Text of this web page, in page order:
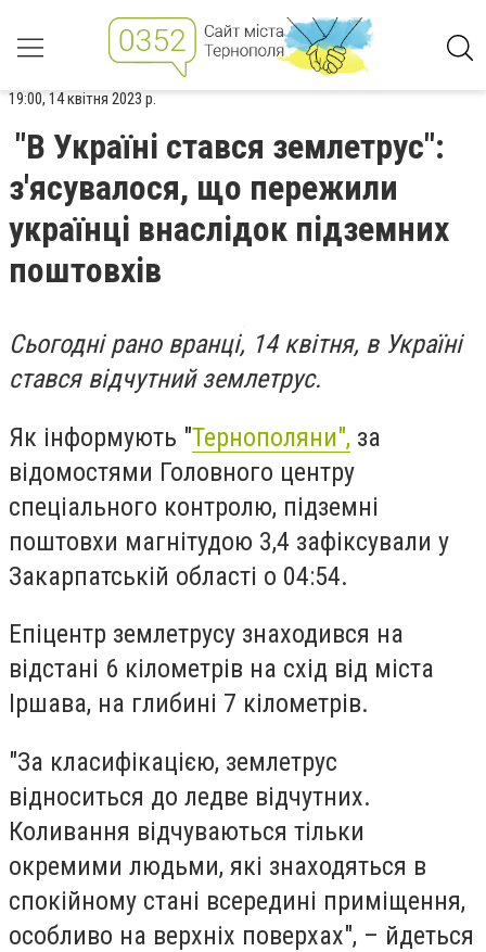
19:00, 14 квітня 2023 р.
"В Україні стався землетрус":
з'ясувалося, що пережили
українці внаслідок підземних
поштовхів
Сьогодні рано вранці, 14 квітня, в Україні
стався відчутний землетрус.
Як інформують "Тернополяни", за
відомостями Головного центру
спеціального контролю, підземні
поштовхи магнітудою 3,4 зафіксували у
Закарпатській області о 04:54.
Епіцентр землетрусу знаходився на
відстані 6 кілометрів на схід від міста
Іршава, на глибині 7 кілометрів.
"За класифікацією, землетрус
відноситься до ледве відчутних.
Коливання відчуваються тільки
окремими людьми, які знаходяться в
спокійному стані всередині приміщення,
особливо на верхніх поверхах", – йдеться